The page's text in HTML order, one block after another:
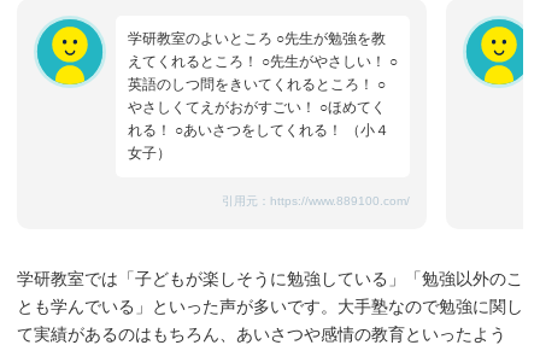
学研教室のよいところ ○先生が勉強を教
えてくれるところ！ ○先生がやさしい！ ○
英語のしつ問をきいてくれるところ！ ○
やさしくてえがおがすごい！ ○ほめてく
れる！ ○あいさつをしてくれる！ （小４
女子）
引用元： https://www.889100.com/
学研教室では「子どもが楽しそうに勉強している」「勉強以外のこ
とも学んでいる」といった声が多いです。大手塾なので勉強に関し
て実績があるのはもちろん、あいさつや感情の教育といったよう